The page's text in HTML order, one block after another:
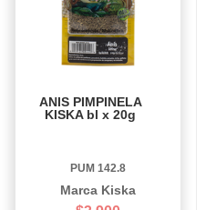
ANIS PIMPINELA
KISKA bl x 20g
PUM 142.8
Marca Kiska